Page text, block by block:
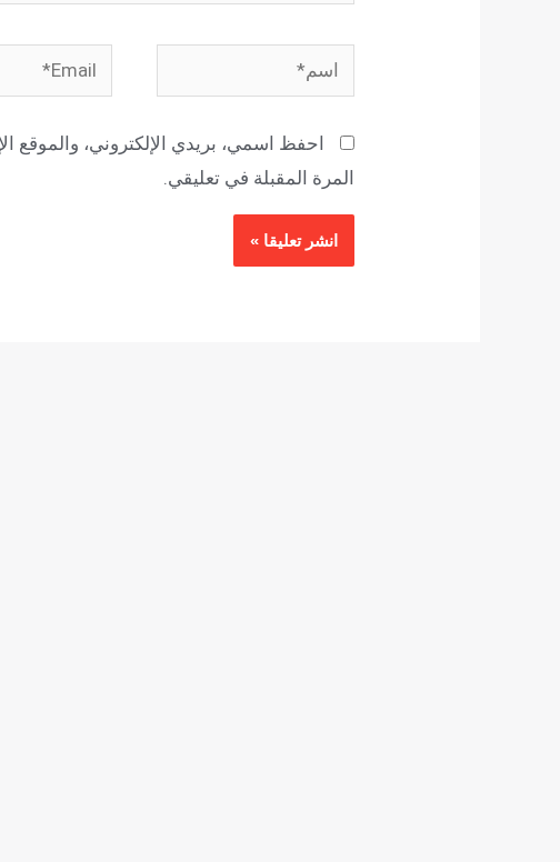
اسم* Email*
احفظ اسمي، بريدي الإلكتروني، والموقع
المرة المقبلة في تعليقي.